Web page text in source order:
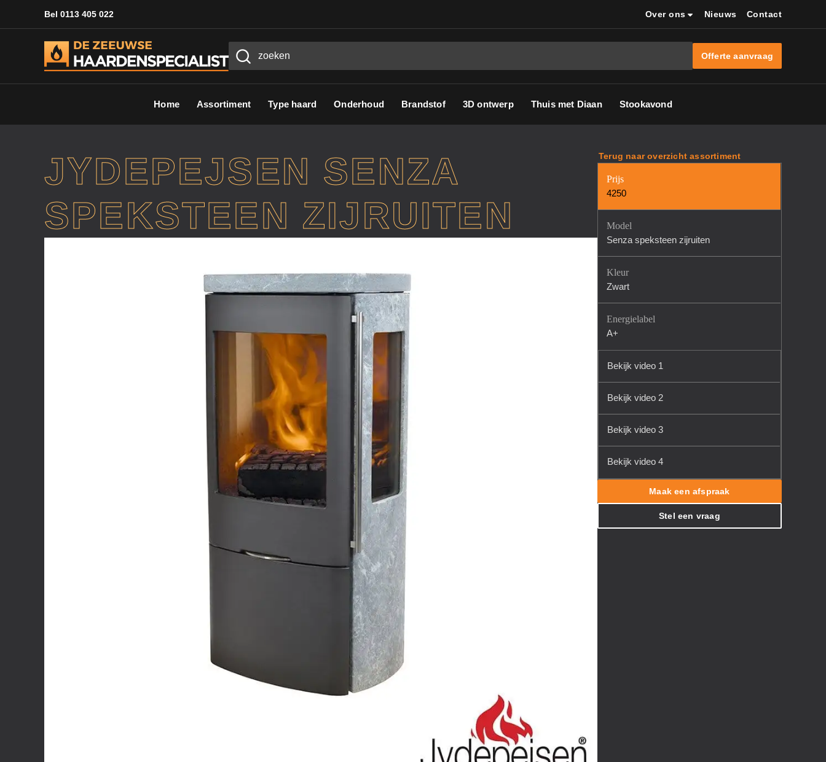
Bel 0113 405 022 Over ons Nieuws Contact
Offerte aanvraag
Home Assortiment Type haard Onderhoud Brandstof 3D ontwerp Thuis met Diaan Stookavond
JYDEPEJSEN SENZA
SPEKSTEEN ZIJRUITEN
Terug naar overzicht assortiment
Prijs
4250
Model
Senza speksteen zijruiten
Kleur
Zwart
Energielabel
A+
Bekijk video 1
Bekijk video 2
Bekijk video 3
Bekijk video 4
Maak een afspraak
Stel een vraag